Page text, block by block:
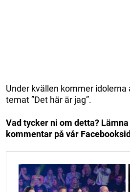
Under kvällen kommer
temat ”Det här är jag”.
Vad tycker ni om detta?
kommentar på vår